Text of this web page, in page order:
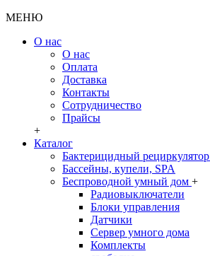
МЕНЮ
О нас
О нас
Оплата
Доставка
Контакты
Сотрудничество
Прайсы
+
Каталог
Бактерицидный рециркулятор
Бассейны, купели, SPA
Беспроводной умный дом +
Радиовыключатели
Блоки управления
Датчики
Сервер умного дома
Комплекты